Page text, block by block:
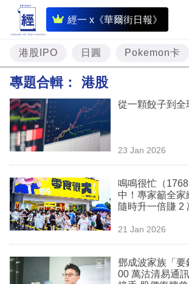
經一 x《華爾街日報》
即
時
財
經
題
投
資
樓
市
理
商
業
港股IPO 日圓 Pokemon卡
專題合輯： 港股
從一顆餃子到全
23 Jan 2026
鳴鳴很忙（
中！專家籲全家
隨時升一倍賺 2
21 Jan 2026
鄧成波家族「
00 萬沽清易通